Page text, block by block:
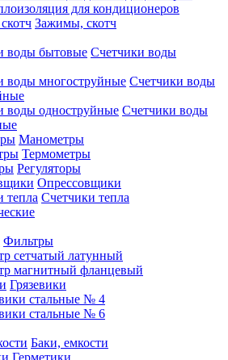
для кондиционеров
Зажимы, скотч
Счетчики воды
Счетчики воды
Счетчики воды
Манометры
Термометры
Регуляторы
Опрессовщики
Счетчики тепла
Фильтры
сетчатый латунный
магнитный фланцевый
Грязевики
стальные № 4
стальные № 6
Баки, емкости
Герметики